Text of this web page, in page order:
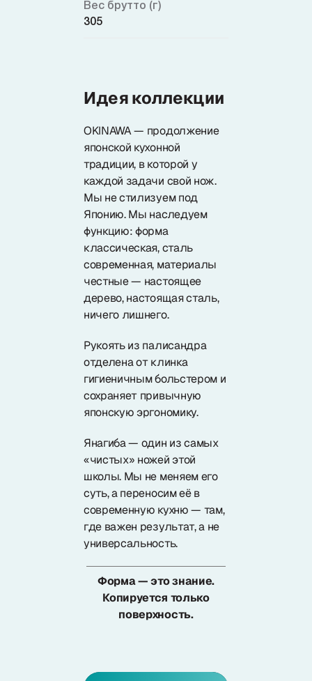
Вес брутто (г)
305
Идея коллекции
OKINAWA — продолжение
японской кухонной
традиции, в которой у
каждой задачи свой нож.
Мы не стилизуем под
Японию. Мы наследуем
функцию: форма
классическая, сталь
современная, материалы
честные — настоящее
дерево, настоящая сталь,
ничего лишнего.
Рукоять из палисандра
отделена от клинка
гигиеничным больстером и
сохраняет привычную
японскую эргономику.
Янагиба — один из самых
«чистых» ножей этой
школы. Мы не меняем его
суть, а переносим её в
современную кухню — там,
где важен результат, а не
универсальность.
Форма — это знание.
Копируется только
поверхность.